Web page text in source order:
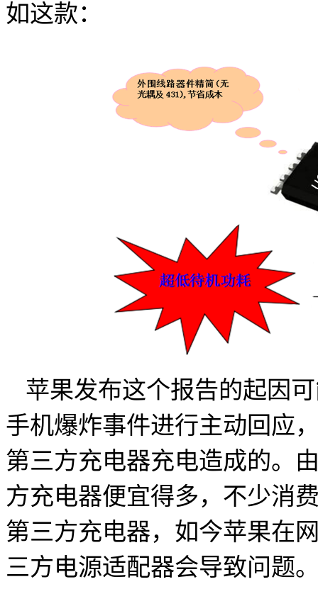
如这款：
苹果发布这个报告的起因
手机爆炸事件进行主动回应
第三方充电器充电造成的。
方充电器便宜得多，不少消
第三方充电器，如今苹果在
三方电源适配器会导致问题